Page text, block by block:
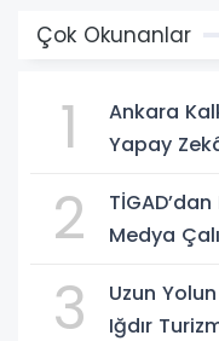
Çok Okunanlar
1
Ankara
Yapay
Geliştirme
2
Medya
3
Uzun
Iğdır